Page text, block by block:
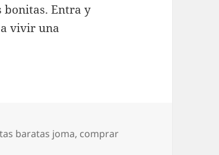
bonitas. Entra y
vivir una
baratas joma, comprar